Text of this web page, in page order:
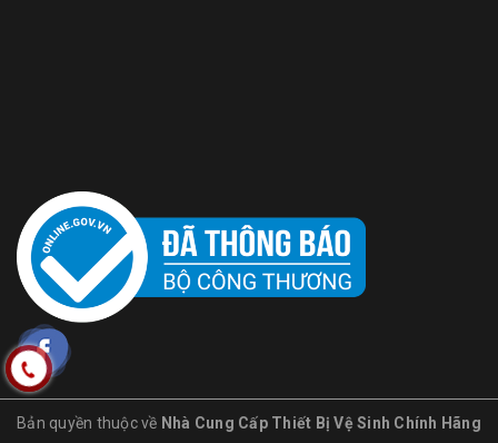
Bản quyền thuộc về Nhà Cung Cấp Thiết Bị Vệ Sinh Chính Hãng